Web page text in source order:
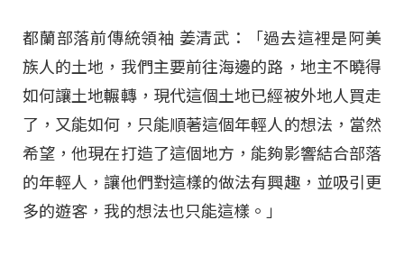
都蘭部落前傳統領袖 姜清武：「過去這裡是阿美
族人的土地，我們主要前往海邊的路，地主不曉得
如何讓土地輾轉，現代這個土地已經被外地人買走
了，又能如何，只能順著這個年輕人的想法，當然
希望，他現在打造了這個地方，能夠影響結合部落
的年輕人，讓他們對這樣的做法有興趣，並吸引更
多的遊客，我的想法也只能這樣。」